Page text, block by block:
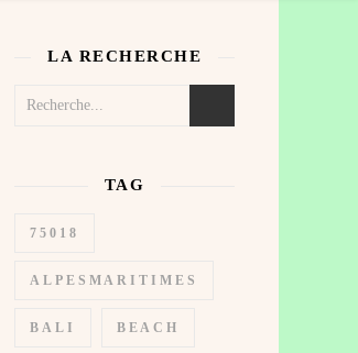
LA RECHERCHE
TAG
75018
ALPESMARITIMES
BALI BEACH